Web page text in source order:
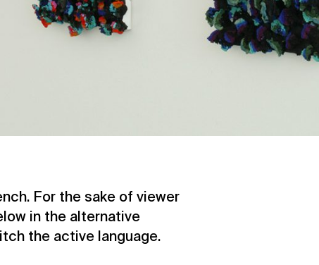
. For the sake of viewer
in the alternative
the active language.